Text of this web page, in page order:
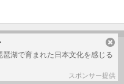
リエンタルホテル
琶湖で育まれた日本文化を感じる
スポンサー提供